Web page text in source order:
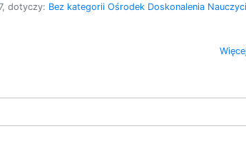
dotyczy: Bez kategorii Ośrodek Doskonalenia